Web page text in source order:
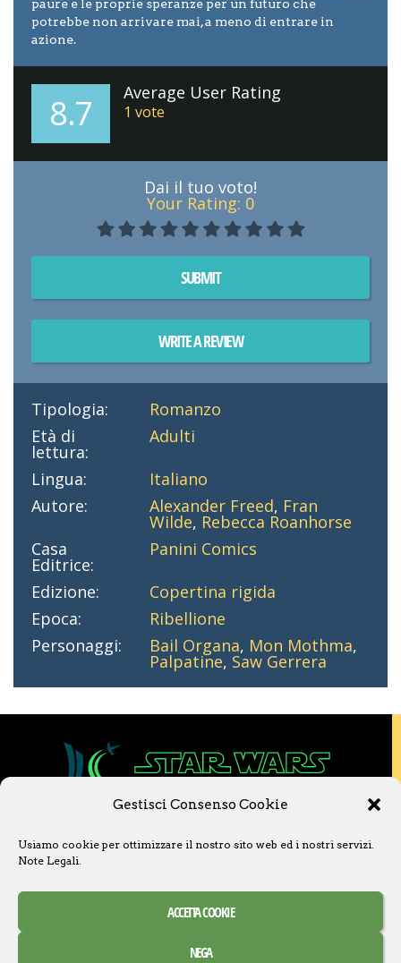
Gestisci Consenso Cookie
Usiamo cookie per ottimizzare il nostro sito web ed i nostri servizi.
Note Legali.
ACCETTA COOKIE
NEGA
paure e le proprie speranze per un futuro che
potrebbe non arrivare mai, a meno di entrare in
azione.
8.7 Average User Rating
1 vote
Dai il tuo voto!
Your Rating: 0
SUBMIT
WRITE A REVIEW
Tipologia:
Romanzo
Età di
lettura:
Adulti
Lingua:
Italiano
Autore:
Alexander Freed, Fran
Wilde, Rebecca Roanhorse
Casa
Editrice:
Panini Comics
Edizione:
Copertina rigida
Epoca:
Ribellione
Personaggi:
Bail Organa, Mon Mothma,
Palpatine, Saw Gerrera
Questo sito non è collegato a Lucasfilm LTD o
a The Walt Disney Company o ad altre
Ogni nome, titolo, immagine o qualsiasi altra
forma, appartiene ai propri detentori.